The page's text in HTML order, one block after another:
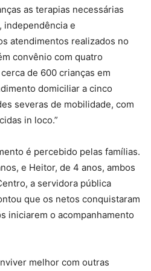
as terapias necessárias
independência e
atendimentos realizados no
convênio com quatro
de 600 crianças em
domiciliar a cinco
severas de mobilidade, com
in loco.”
é percebido pelas famílias.
e Heitor, de 4 anos, ambos
a servidora pública
que os netos conquistaram
iniciarem o acompanhamento
melhor com outras